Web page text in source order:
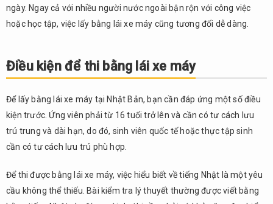
lý
thuyết
Tham
gia kỳ
thuyết
3. Thi
thực
hoặc
tham
gia
ngày. Ngay cả với nhiều người nước ngoài bận rộn với công việc
hoặc học tập, việc lấy bằng lái xe máy cũng tương đối dễ dàng.
Điều kiện để thi bằng lái xe máy
Để lấy bằng lái xe máy tại Nhật Bản, bạn cần đáp ứng một số điều
kiện trước. Ứng viên phải từ 16 tuổi trở lên và cần có tư cách lưu
trú trung và dài hạn, do đó, sinh viên quốc tế hoặc thực tập sinh
cần có tư cách lưu trú phù hợp.
Để thi được bằng lái xe máy, việc hiểu biết về tiếng Nhật là một yêu
cầu không thể thiếu. Bài kiểm tra lý thuyết thường được viết bằng